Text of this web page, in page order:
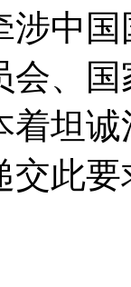
涉中
会、
着坦
交此要